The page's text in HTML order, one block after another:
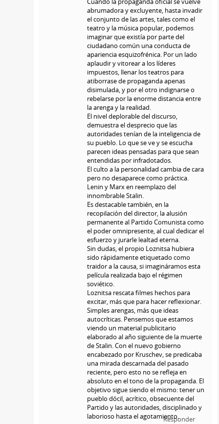
abrumadora y excluyente, hasta invadir
el conjunto de las artes, tales como el
teatro y la música popular, podemos
imaginar que existía por parte del
ciudadano común una conducta de
apariencia esquizofrénica. Por un lado
aplaudir y vitorear a los líderes
impuestos, llenar los teatros para
atiborrase de propaganda apenas
disimulada, y por el otro indignarse o
rebelarse por la enorme distancia entre
la arenga y la realidad.
El nivel deplorable del discurso,
demuestra el desprecio que las
autoridades tenían de la inteligencia de
su pueblo. Lo que se ve y se escucha
parecen ideas pensadas para que sean
entendidas por infradotados.
El culto a la personalidad cambia de cara
pero no desaparece como práctica.
Lenin y Marx en reemplazo del
innombrable Stalin.
Es destacable también, en la
recopilación del director, la alusión
permanente al Partido Comunista como
el poder omnipresente, al cual dedicar el
esfuerzo y jurarle lealtad eterna.
Sin dudas, el propio Loznitsa hubiera
sido rápidamente etiquetado como
traidor a la causa, si imagináramos esta
película realizada bajo el régimen
soviético.
Loznitsa rescata filmes hechos para
excitar, más que para hacer reflexionar.
Simples arengas, más que ideas
autocríticas. Pensemos que estamos
viendo un material publicitario
elaborado al año siguiente de la muerte
de Stalin. Con el nuevo gobierno
encabezado por Kruschev, se predicaba
una mirada descarnada del pasado
reciente, pero esto no se refleja en
absoluto en el tono de la propaganda. El
objetivo sigue siendo el mismo: tener un
pueblo dócil, acrítico, obsecuente del
Partido y las autoridades, disciplinado y
laborioso hasta el agotamiento.Responder